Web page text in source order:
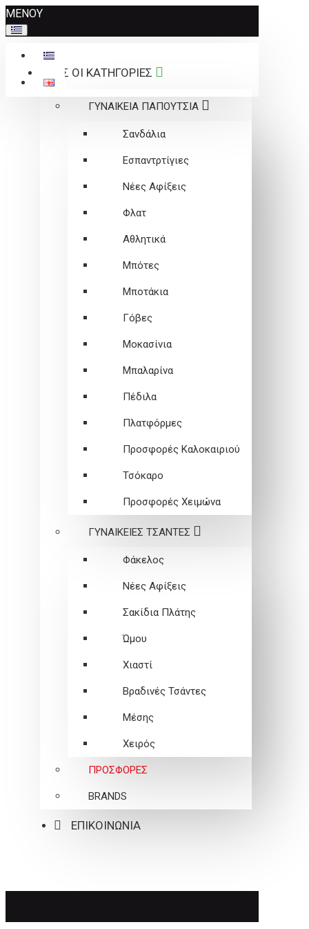
Σημείωση:
Αυτός
ο
ιστότοπος
περιλαμβάνει
ΜΕΝΟΥ
ΟΛΕΣ ΟΙ ΚΑΤΗΓΟΡΙΕΣ
ΓΥΝΑΙΚΕΙΑ ΠΑΠΟΥΤΣΙΑ
Σανδάλια
Εσπαντρτίγιες
Νέες Αφίξεις
Φλατ
Αθλητικά
Μπότες
Μποτάκια
Γόβες
Μοκασίνια
Μπαλαρίνα
Πέδιλα
Πλατφόρμες
Προσφορές Καλοκαιριού
Τσόκαρο
Προσφορές Χειμώνα
ΓΥΝΑΙΚΕΙEΣ ΤΣΑΝΤΕΣ
Φάκελος
Νέες Αφίξεις
Σακίδια Πλάτης
Ώμου
Χιαστί
Βραδινές Τσάντες
Μέσης
Χειρός
ΠΡΟΣΦΟΡΕΣ
BRANDS
ΕΠΙΚΟΙΝΩΝΙΑ